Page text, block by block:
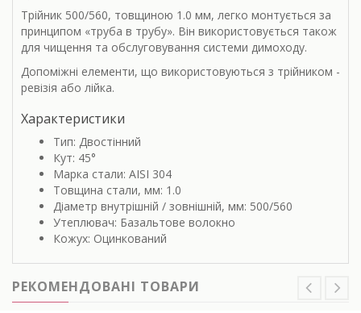
Трійник 500/560, товщиною 1.0 мм, легко монтується за
принципом «труба в трубу». Він використовується також
для чищення та обслуговування системи димоходу.
Допоміжні елементи, що використовуються з трійником -
ревізія або лійка.
Характеристики
Тип: Двостінний
Кут: 45°
Марка стали: AISI 304
Товщина стали, мм: 1.0
Діаметр внутрішній / зовнішній, мм: 500/560
Утеплювач: Базальтове волокно
Кожух: Оцинкований
РЕКОМЕНДОВАНІ ТОВАРИ